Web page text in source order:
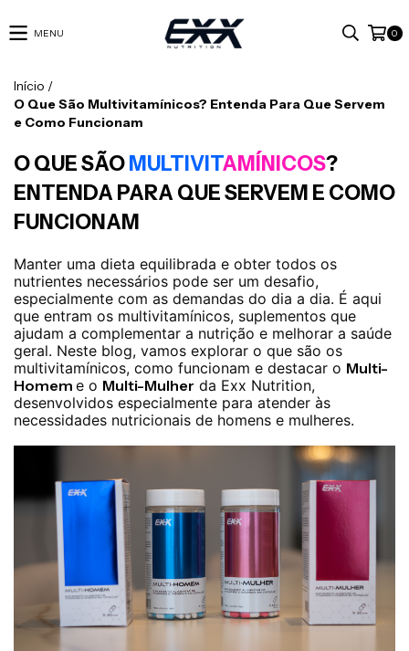
MENU 0
Início /
O Que São Multivitamínicos? Entenda Para Que Servem
e Como Funcionam
O QUE SÃO MULTIVITAMÍNICOS?
ENTENDA PARA QUE SERVEM E COMO
FUNCIONAM
Manter uma dieta equilibrada e obter todos os
nutrientes necessários pode ser um desafio,
especialmente com as demandas do dia a dia. É aqui
que entram os multivitamínicos, suplementos que
ajudam a complementar a nutrição e melhorar a saúde
geral. Neste blog, vamos explorar o que são os
multivitamínicos, como funcionam e destacar o Multi-
Homem e o Multi-Mulher da Exx Nutrition,
desenvolvidos especialmente para atender às
necessidades nutricionais de homens e mulheres.